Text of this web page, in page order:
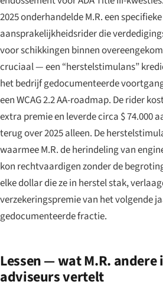
2025 onderhandelde M.R. een
aansprakelijkheidsrider die
voor schikkingen binnen
cruciaal — een “herstelstimulans”
het bedrijf gedocumenteerde
een WCAG 2.2 AA-roadmap. De rider
extra premie en leverde circa $ 74.000
terug over 2025 alleen. De
waarmee M.R. de herindeling van
kon rechtvaardigen zonder de
elke dollar die ze in herstel stak,
verzekeringspremie van het volgende
gedocumenteerde fractie.
Lessen — wat M.R.
adviseurs vertelt